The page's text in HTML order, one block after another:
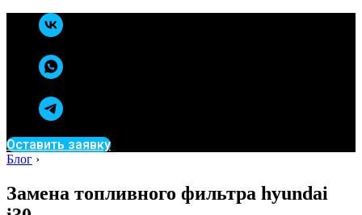
Оставить заявку
Блог ›
Замена топливного фильтра hyundai